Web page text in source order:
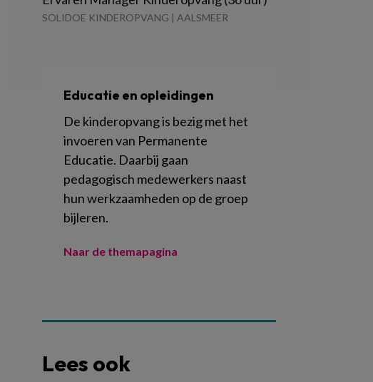
SOLIDOE KINDEROPVANG | AALSMEER
Educatie en opleidingen
De kinderopvang is bezig met het
invoeren van Permanente
Educatie. Daarbij gaan
pedagogisch medewerkers naast
hun werkzaamheden op de groep
bijleren.
Naar de themapagina
Lees ook